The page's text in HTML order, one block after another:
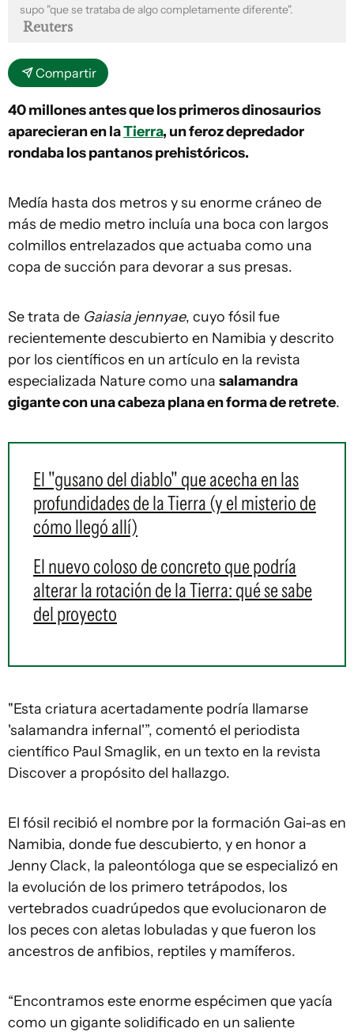
supo "que se trataba de algo completamente diferente".
Reuters
Compartir
40 millones antes que los primeros dinosaurios
aparecieran en laTierra, un feroz depredador
rondaba los pantanos prehistóricos.
Medía hasta dos metros y su enorme cráneo de
más de medio metro incluía una boca con largos
colmillos entrelazados que actuaba como una
copa de succión para devorar a sus presas.
Se trata de Gaiasia jennyae, cuyo fósil fue
recientemente descubierto en Namibia y descrito
por los científicos en un artículo en la revista
especializada Nature como una salamandra
gigante con una cabeza plana en forma de retrete.
El "gusano del diablo" que acecha en las
profundidades de la Tierra (y el misterio de
cómo llegó allí)
El nuevo coloso de concreto que podría
alterar la rotación de la Tierra: qué se sabe
del proyecto
"Esta criatura acertadamente podría llamarse
'salamandra infernal'”, comentó el periodista
científico Paul Smaglik, en un texto en la revista
Discover a propósito del hallazgo.
El fósil recibió el nombre por la formación Gai-as en
Namibia, donde fue descubierto, y en honor a
Jenny Clack, la paleontóloga que se especializó en
la evolución de los primero tetrápodos, los
vertebrados cuadrúpedos que evolucionaron de
los peces con aletas lobuladas y que fueron los
ancestros de anfibios, reptiles y mamíferos.
“Encontramos este enorme espécimen que yacía
como un gigante solidificado en un saliente